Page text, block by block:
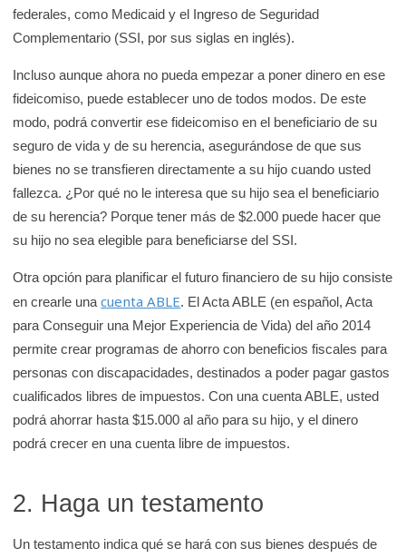
federales, como Medicaid y el Ingreso de Seguridad
Complementario (SSI, por sus siglas en inglés).
Incluso aunque ahora no pueda empezar a poner dinero en ese
fideicomiso, puede establecer uno de todos modos. De este
modo, podrá convertir ese fideicomiso en el beneficiario de su
seguro de vida y de su herencia, asegurándose de que sus
bienes no se transfieren directamente a su hijo cuando usted
fallezca. ¿Por qué no le interesa que su hijo sea el beneficiario
de su herencia? Porque tener más de $2.000 puede hacer que
su hijo no sea elegible para beneficiarse del SSI.
Otra opción para planificar el futuro financiero de su hijo consiste
en crearle unacuenta ABLE. El Acta ABLE (en español, Acta
para Conseguir una Mejor Experiencia de Vida) del año 2014
permite crear programas de ahorro con beneficios fiscales para
personas con discapacidades, destinados a poder pagar gastos
cualificados libres de impuestos. Con una cuenta ABLE, usted
podrá ahorrar hasta $15.000 al año para su hijo, y el dinero
podrá crecer en una cuenta libre de impuestos.
2. Haga un testamento
Un testamento indica qué se hará con sus bienes después de